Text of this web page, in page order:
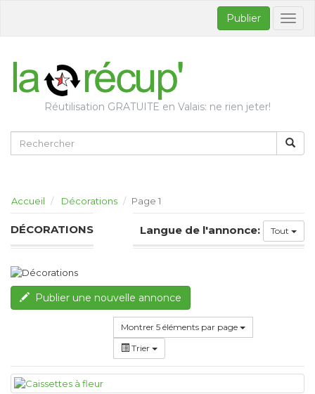
Publier
Réutilisation GRATUITE en Valais: ne rien jeter!
Accueil Décorations Page 1
DÉCORATIONS Langue de l'annonce: Tout
Publier une nouvelle annonce
Montrer 5 éléments par page
Trier